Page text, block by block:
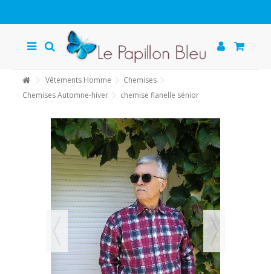
Vêtements Homme
Chemises
Chemises Automne-hiver
chemise flanelle sénior